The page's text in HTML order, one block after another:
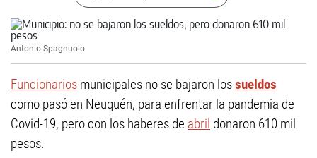
Antonio Spagnuolo
Funcionarios municipales no se bajaron lossueldos
como pasó en Neuquén, para enfrentar la pandemia de
Covid-19, pero con los haberes de abril donaron 610 mil
pesos.